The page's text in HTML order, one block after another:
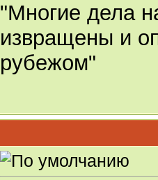
"Многие дела
извращены и
рубежом"